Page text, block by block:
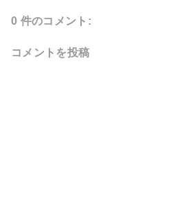
0 件のコメント:
コメントを投稿